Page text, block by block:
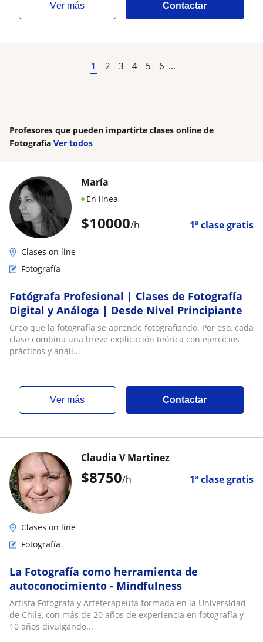
ver más Contactar
1 2 3 4 5 6 ...
Profesores que pueden impartirte clases online de
Fotografía Ver todos
$10000/h 1ª clase gratis
María
En línea
Clases on line
Fotografía
Fotógrafa Profesional | Clases de Fotografía
Digital y Análoga | Desde Nivel Principiante
Creo que la fotografía se aprende fotografiando. Por eso, cada
clase combina una breve explicación teórica con ejercicios
prácticos y análi...
ver más Contactar
$8750/h 1ª clase gratis
Claudia V Martinez
Clases on line
Fotografía
La Fotografía como herramienta de
autoconocimiento - Mindfulness
Artista Fotografa y Arteterapeuta formada en la Universidad
de Chile, con más de 20 años de experiencia en fotografía y
10 años divulgando...